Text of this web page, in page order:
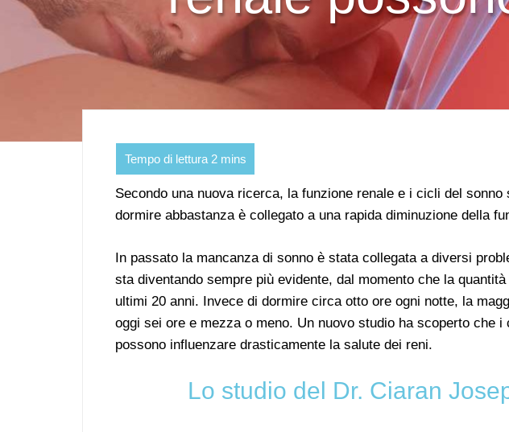
Secondo una nuova ricerca, la funzione renale e i cicli del
dormire abbastanza è collegato a una rapida diminuzione della
In passato la mancanza di sonno è stata collegata a diversi
sta diventando sempre più evidente, dal momento che la
ultimi 20 anni. Invece di dormire circa otto ore ogni notte, la
oggi sei ore e mezza o meno. Un nuovo studio ha scoperto che i
possono influenzare drasticamente la salute dei reni.
Lo studio del Dr. Ciaran